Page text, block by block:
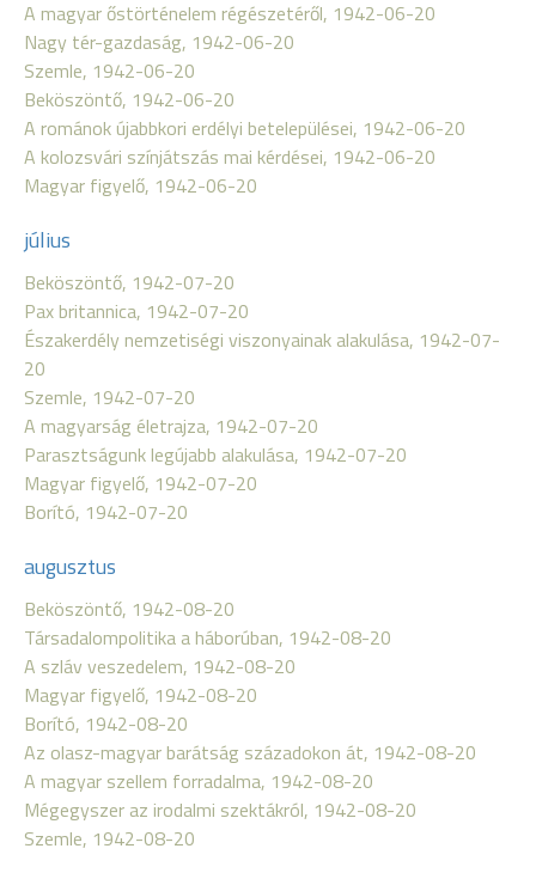
A magyar őstörténelem régészetéről, 1942-06-20
Nagy tér-gazdaság, 1942-06-20
Szemle, 1942-06-20
Beköszöntő, 1942-06-20
A románok újabbkori erdélyi betelepülései, 1942-06-20
A kolozsvári színjátszás mai kérdései, 1942-06-20
Magyar figyelő, 1942-06-20
július
Beköszöntő, 1942-07-20
Pax britannica, 1942-07-20
Északerdély nemzetiségi viszonyainak alakulása, 1942-07-
20
Szemle, 1942-07-20
A magyarság életrajza, 1942-07-20
Parasztságunk legújabb alakulása, 1942-07-20
Magyar figyelő, 1942-07-20
Borító, 1942-07-20
augusztus
Beköszöntő, 1942-08-20
Társadalompolitika a háborúban, 1942-08-20
A szláv veszedelem, 1942-08-20
Magyar figyelő, 1942-08-20
Borító, 1942-08-20
Az olasz-magyar barátság századokon át, 1942-08-20
A magyar szellem forradalma, 1942-08-20
Mégegyszer az irodalmi szektákról, 1942-08-20
Szemle, 1942-08-20